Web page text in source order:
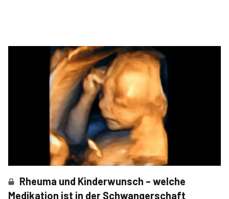
Rheuma und Kinderwunsch – welche
Medikation ist in der Schwangerschaft